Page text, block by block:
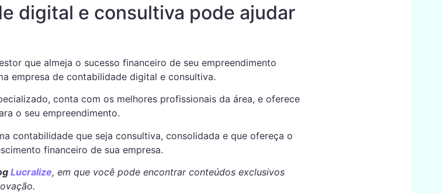
digital e consultiva pode ajudar
que almeja o sucesso financeiro de seu empreendimento
empresa de contabilidade digital e consultiva.
conta com os melhores profissionais da área, e oferece
o seu empreendimento.
contabilidade que seja consultiva, consolidada e que ofereça o
financeiro de sua empresa.
Lucralize, em que você pode encontrar conteúdos exclusivos